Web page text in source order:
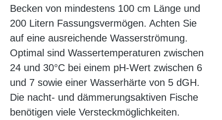
Becken von mindestens 100 cm Länge und
200 Litern Fassungsvermögen. Achten Sie
auf eine ausreichende Wasserströmung.
Optimal sind Wassertemperaturen zwischen
24 und 30°C bei einem pH-Wert zwischen 6
und 7 sowie einer Wasserhärte von 5 dGH.
Die nacht- und dämmerungsaktiven Fische
benötigen viele Versteckmöglichkeiten.